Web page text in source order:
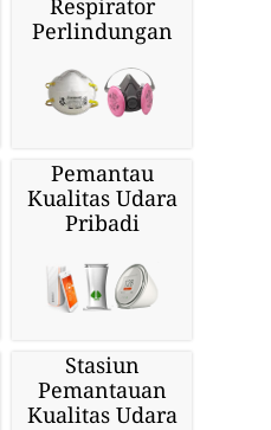
Respirator
Perlindungan
Pemantau
Kualitas Udara
Pribadi
Stasiun
Pemantauan
Kualitas Udara